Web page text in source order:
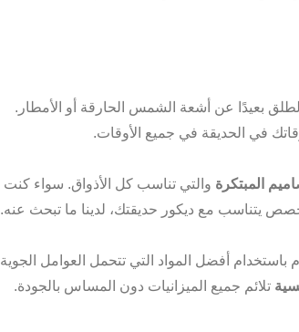
الطلق بعيدًا عن أشعة الشمس الحارقة أو الأمطار.
في الحديقة في جميع الأوقات.
المبتكرة والتي تناسب كل الأذواق. سواء كنت
يتناسب مع ديكور حديقتك، لدينا ما تبحث عنه.
باستخدام أفضل المواد التي تتحمل العوامل الجوية
تلائم جميع الميزانيات دون المساس بالجودة.